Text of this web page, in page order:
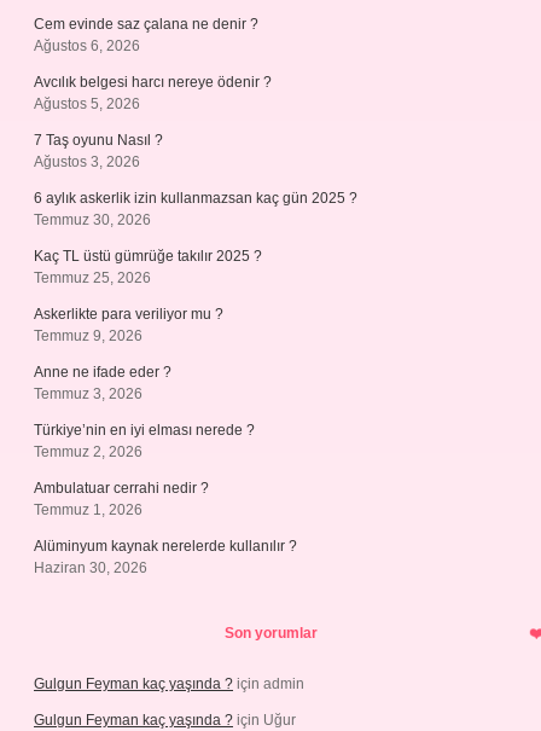
Cem evinde saz çalana ne denir ?
Ağustos 6, 2026
Avcılık belgesi harcı nereye ödenir ?
Ağustos 5, 2026
7 Taş oyunu Nasıl ?
Ağustos 3, 2026
6 aylık askerlik izin kullanmazsan kaç gün 2025 ?
Temmuz 30, 2026
Kaç TL üstü gümrüğe takılır 2025 ?
Temmuz 25, 2026
Askerlikte para veriliyor mu ?
Temmuz 9, 2026
Anne ne ifade eder ?
Temmuz 3, 2026
Türkiye’nin en iyi elması nerede ?
Temmuz 2, 2026
Ambulatuar cerrahi nedir ?
Temmuz 1, 2026
Alüminyum kaynak nerelerde kullanılır ?
Haziran 30, 2026
Son yorumlar
Gulgun Feyman kaç yaşında ? için admin
Gulgun Feyman kaç yaşında ? için Uğur